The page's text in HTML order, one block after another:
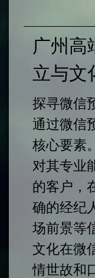
广州高
立与文
探寻微信
通过微信
核心要素
对其专业
的客户，
确的经纪
场前景等
文化在微
情世故和